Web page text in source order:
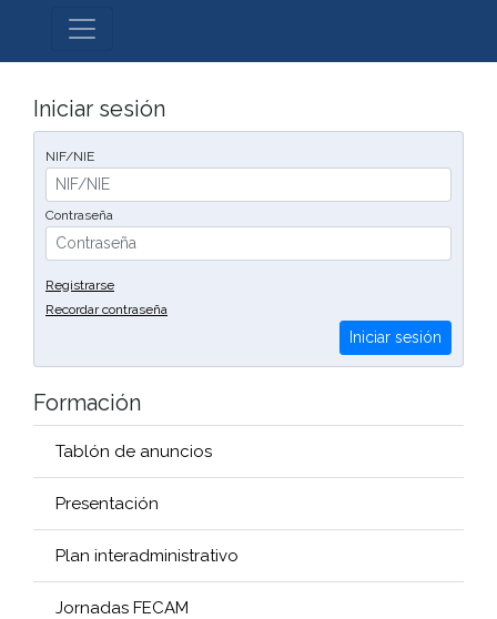
Iniciar sesión
NIF/NIE
Contraseña
Registrarse
Recordar contraseña
Iniciar sesión
Formación
Tablón de anuncios
Presentación
Plan interadministrativo
Jornadas FECAM